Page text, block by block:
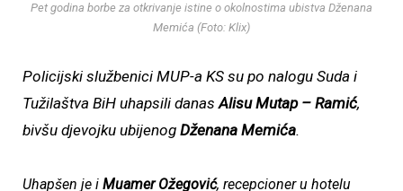
Pet godina borbe za otkrivanje istine o okolnostima ubistva Dženana
Memića (Foto: Klix)
Policijski službenici MUP-a KS su po nalogu Suda i
Tužilaštva BiH uhapsili danasAlisu Mutap – Ramić,
bivšu djevojku ubijenog Dženana Memića.
Uhapšen je i Muamer Ožegović, recepcioner u hotelu